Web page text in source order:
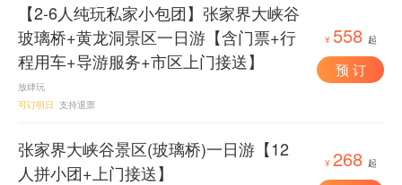
【2-6人纯玩私家小包团】张家界大峡谷
玻璃桥+黄龙洞景区一日游【含门票+行
程用车+导游服务+市区上门接送】
放肆玩
可订明日 支持退票
¥ 558 起
预 订
张家界大峡谷景区(玻璃桥)一日游【12
人拼小团+上门接送】
¥ 268 起